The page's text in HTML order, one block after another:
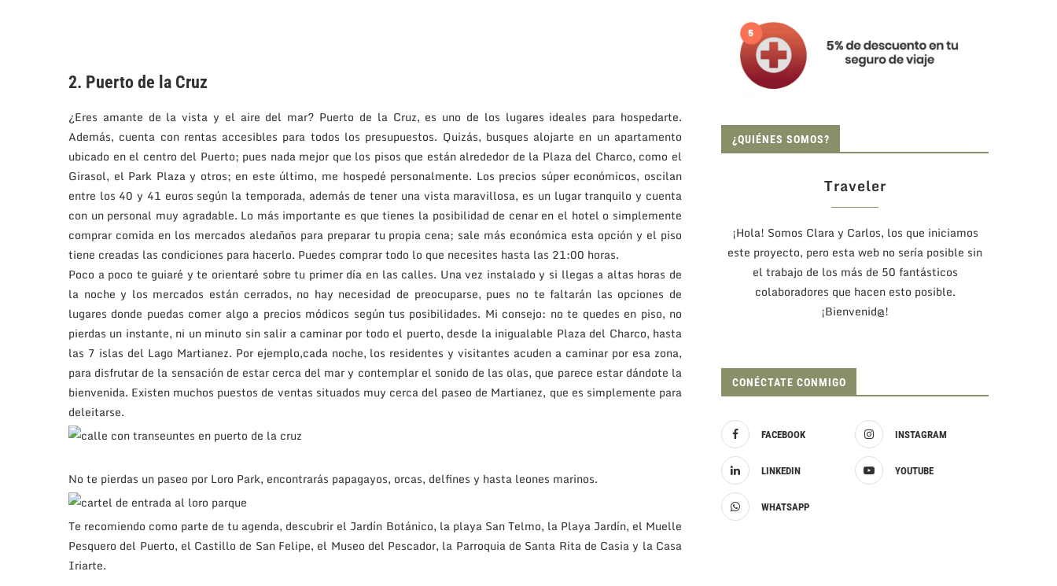
2. Puerto de la Cruz
¿Eres amante de la vista y el aire del mar? Puerto de la Cruz, es uno de los lugares ideales para hospedarte.
Además, cuenta con rentas accesibles para todos los presupuestos. Quizás, busques alojarte en un apartamento
ubicado en el centro del Puerto; pues nada mejor que los pisos que están alrededor de la Plaza del Charco, como el
Girasol, el Park Plaza y otros; en este último, me hospedé personalmente. Los precios súper económicos, oscilan
entre los 40 y 41 euros según la temporada, además de tener una vista maravillosa, es un lugar tranquilo y cuenta
con un personal muy agradable. Lo más importante es que tienes la posibilidad de cenar en el hotel o simplemente
comprar comida en los mercados aledaños para preparar tu propia cena; sale más económica esta opción y el piso
tiene creadas las condiciones para hacerlo. Puedes comprar todo lo que necesites hasta las 21:00 horas.
Poco a poco te guiaré y te orientaré sobre tu primer día en las calles. Una vez instalado y si llegas a altas horas de
la noche y los mercados están cerrados, no hay necesidad de preocuparse, pues no te faltarán las opciones de
lugares donde puedas comer algo a precios módicos según tus posibilidades. Mi consejo: no te quedes en piso, no
pierdas un instante, ni un minuto sin salir a caminar por todo el puerto, desde la inigualable Plaza del Charco, hasta
las 7 islas del Lago Martianez. Por ejemplo,cada noche, los residentes y visitantes acuden a caminar por esa zona,
para disfrutar de la sensación de estar cerca del mar y contemplar el sonido de las olas, que parece estar dándote la
bienvenida. Existen muchos puestos de ventas situados muy cerca del paseo de Martianez, que es simplemente para
deleitarse.
No te pierdas un paseo por Loro Park, encontrarás papagayos, orcas, delfines y hasta leones marinos.
Te recomiendo como parte de tu agenda, descubrir el Jardín Botánico, la playa San Telmo, la Playa Jardín, el Muelle
Pesquero del Puerto, el Castillo de San Felipe, el Museo del Pescador, la Parroquia de Santa Rita de Casia y la Casa
Iriarte.
¿QUIÉNES SOMOS?
Traveler
¡Hola! Somos Clara y Carlos, los que iniciamos
este proyecto, pero esta web no sería posible sin
el trabajo de los más de 50 fantásticos
colaboradores que hacen esto posible.
¡Bienvenid@!
CONÉCTATE CONMIGO
FACEBOOK INSTAGRAM
LINKEDIN YOUTUBE
WHATSAPP